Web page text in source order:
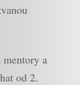
a
od 2.